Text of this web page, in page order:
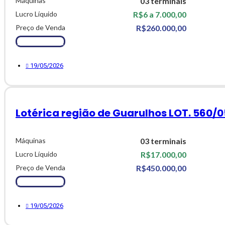
Lucro Líquido R$6 a 7.000,00
Preço de Venda R$260.000,00
Ver Detalhes
19/05/2026
Lotérica região de Guarulhos LOT. 560/
Máquinas 03 terminais
Lucro Líquido R$17.000,00
Preço de Venda R$450.000,00
Ver Detalhes
19/05/2026